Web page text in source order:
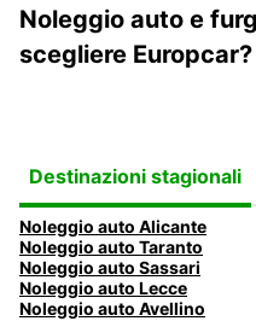
Noleggio auto e
scegliere Europcar?
Destinazioni stagionali
Noleggio auto Alicante
Noleggio auto Taranto
Noleggio auto Sassari
Noleggio auto Lecce
Noleggio auto Avellino